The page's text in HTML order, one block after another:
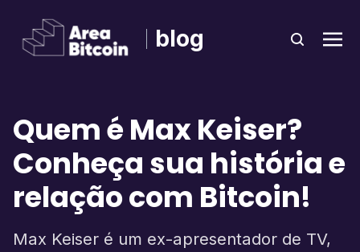
blog
Quem é Max Keiser?
Conheça sua história e
relação com Bitcoin!
Max Keiser é um ex-apresentador de TV,